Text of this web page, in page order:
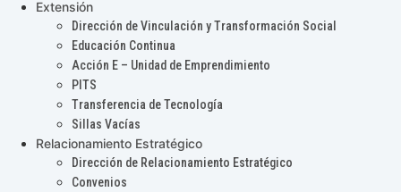
Extensión
Dirección de Vinculación y Transformación Social
Educación Continua
Acción E – Unidad de Emprendimiento
PITS
Transferencia de Tecnología
Sillas Vacías
Relacionamiento Estratégico
Dirección de Relacionamiento Estratégico
Convenios